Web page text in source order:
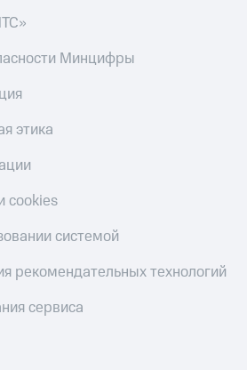
Минцифры
этика
cookies
системой
рекомендательных технологий
сервиса